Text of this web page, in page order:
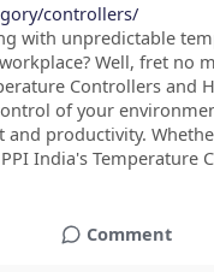
controllers/
with unpredictable
Well, fret no
Controllers and
of your
productivity.
India's Temperature
Comment